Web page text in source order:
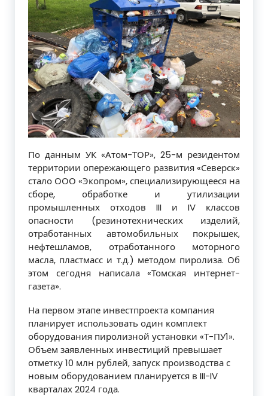
По данным УК «Атом-ТОР», 25-м резидентом
территории опережающего развития «Северск»
стало ООО «Экопром», специализирующееся на
сборе, обработке и утилизации
промышленных отходов III и IV классов
опасности (резинотехнических изделий,
отработанных автомобильных покрышек,
нефтешламов, отработанного моторного
масла, пластмасс и т.д.) методом пиролиза. Об
этом сегодня написала «Томская интернет-
газета».
На первом этапе инвестпроекта компания
планирует использовать один комплект
оборудования пиролизной установки «Т-ПУ1».
Объем заявленных инвестиций превышает
отметку 10 млн рублей, запуск производства с
новым оборудованием планируется в III-IV
кварталах 2024 года.